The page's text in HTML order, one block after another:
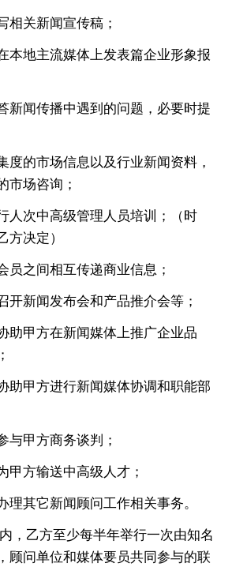
相关新闻宣传稿；
本地主流媒体上发表篇企业形象报
新闻传播中遇到的问题，必要时提
度的市场信息以及行业新闻资料，
市场咨询；
人次中高级管理人员培训；（时
方决定）
员之间相互传递商业信息；
开新闻发布会和产品推介会等；
助甲方在新闻媒体上推广企业品
助甲方进行新闻媒体协调和职能部
与甲方商务谈判；
甲方输送中高级人才；
理其它新闻顾问工作相关事务。
，乙方至少每半年举行一次由知名
顾问单位和媒体要员共同参与的联